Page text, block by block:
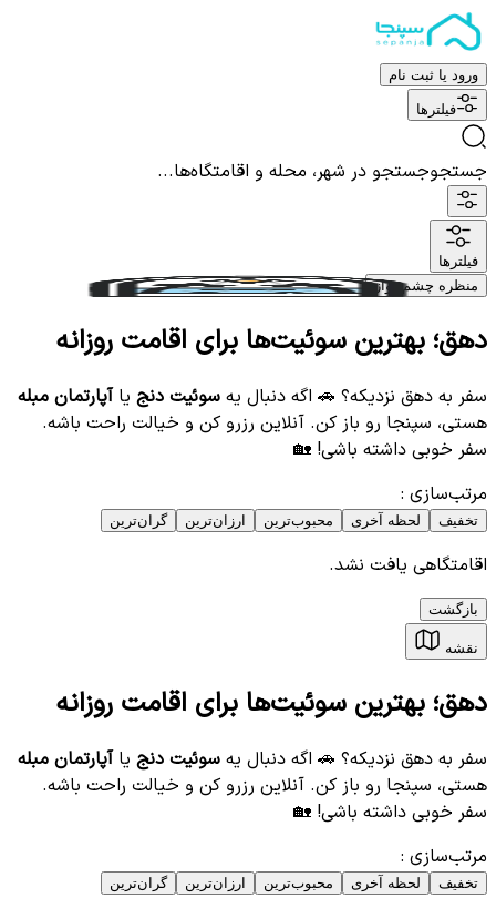
ورود یا ثبت نام
فیلترها
جستجوجستجو در شهر، محله و اقامتگاه‌ها...
فیلترها
منظره چشم نواز
دهق؛ بهترین سوئیت‌ها برای اقامت روزانه
سفر به دهق نزدیکه؟ 🚗 اگه دنبال یه سوئیت دنج یاآپارتمان مبله
هستی، سپنجا رو باز کن. آنلاین رزرو کن و خیالت راحت باشه.
سفر خوبی داشته باشی! 🏡
مرتب‌سازی :
تخفیف لحظه آخری محبوب‌ترین ارزان‌ترین گران‌ترین
اقامتگاهی یافت نشد.
بازگشت
نقشه
دهق؛ بهترین سوئیت‌ها برای اقامت روزانه
سفر به دهق نزدیکه؟ 🚗 اگه دنبال یه سوئیت دنج یاآپارتمان مبله
هستی، سپنجا رو باز کن. آنلاین رزرو کن و خیالت راحت باشه.
سفر خوبی داشته باشی! 🏡
مرتب‌سازی :
تخفیف لحظه آخری محبوب‌ترین ارزان‌ترین گران‌ترین